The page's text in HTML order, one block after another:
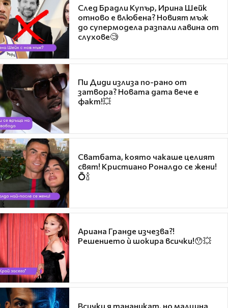
След Брадли Купър, Ирина Шейк
отново е влюбена? Новият мъж
до супермодела разпали лавина от
слухове🧐
Пи Диди излиза по-рано от
затвора? Новата дата вече е
факт!💥
Сватбата, която чакаше целият
свят! Кристиано Роналдо се жени!
💍🍾
Ариана Гранде изчезва?!
Решението ѝ шокира всички!😯💥
Всички я тананикат, но малцина